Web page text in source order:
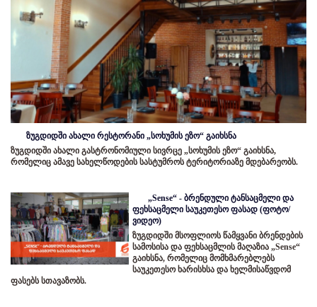
ზუგდიდში ახალი რესტორანი „სოხუმის ეზო“ გაიხსნა
ზუგდიდში ახალი გასტრონომიული სივრცე „სოხუმის ეზო“ გაიხსნა,
რომელიც ამავე სახელწოდების სასტუმროს ტერიტორიაზე მდებარეობს.
„Sense“ - ბრენდული ტანსაცმელი და
ფეხსაცმელი საუკეთესო ფასად (ფოტო/
ვიდეო)
ზუგდიდში მსოფლიოს წამყვანი ბრენდების
სამოსისა და ფეხსაცმლის მაღაზია „Sense“
გაიხსნა, რომელიც მომხმარებლებს
საუკეთესო ხარისხსა და ხელმისაწვდომ
ფასებს სთავაზობს.